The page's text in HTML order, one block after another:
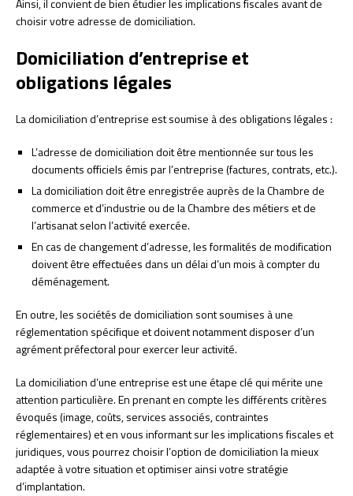
Ainsi, il convient de bien étudier les implications fiscales avant de
choisir votre adresse de domiciliation.
Domiciliation d’entreprise et
obligations légales
La domiciliation d’entreprise est soumise à des obligations légales :
L’adresse de domiciliation doit être mentionnée sur tous les
documents officiels émis par l’entreprise (factures, contrats, etc.).
La domiciliation doit être enregistrée auprès de la Chambre de
commerce et d’industrie ou de la Chambre des métiers et de
l’artisanat selon l’activité exercée.
En cas de changement d’adresse, les formalités de modification
doivent être effectuées dans un délai d’un mois à compter du
déménagement.
En outre, les sociétés de domiciliation sont soumises à une
réglementation spécifique et doivent notamment disposer d’un
agrément préfectoral pour exercer leur activité.
La domiciliation d’une entreprise est une étape clé qui mérite une
attention particulière. En prenant en compte les différents critères
évoqués (image, coûts, services associés, contraintes
réglementaires) et en vous informant sur les implications fiscales et
juridiques, vous pourrez choisir l’option de domiciliation la mieux
adaptée à votre situation et optimiser ainsi votre stratégie
d’implantation.